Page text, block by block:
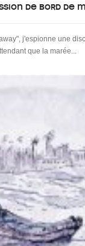
de bord de
j'espionne une
que la marée...